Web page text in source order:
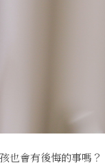
也會有後悔的事嗎？